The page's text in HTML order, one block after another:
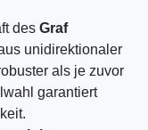
des Graf
unidirektionaler
als je zuvor
garantiert